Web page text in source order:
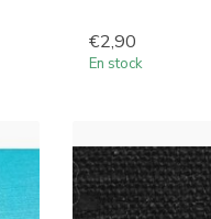
€2,90
En stock